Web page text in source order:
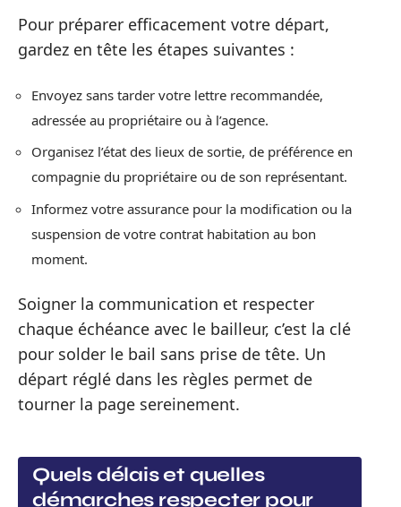
Pour préparer efficacement votre départ,
gardez en tête les étapes suivantes :
Envoyez sans tarder votre lettre recommandée,
adressée au propriétaire ou à l’agence.
Organisez l’état des lieux de sortie, de préférence en
compagnie du propriétaire ou de son représentant.
Informez votre assurance pour la modification ou la
suspension de votre contrat habitation au bon
moment.
Soigner la communication et respecter
chaque échéance avec le bailleur, c’est la clé
pour solder le bail sans prise de tête. Un
départ réglé dans les règles permet de
tourner la page sereinement.
Quels délais et quelles
démarches respecter pour